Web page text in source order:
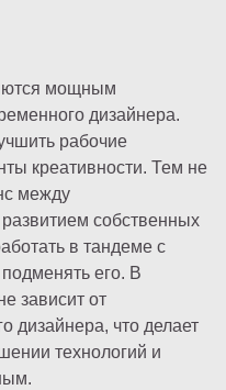
мощным
дизайнера.
рабочие
креативности. Тем не
между
собственных
в тандеме с
его. В
зависит от
дизайнера, что делает
технологий и